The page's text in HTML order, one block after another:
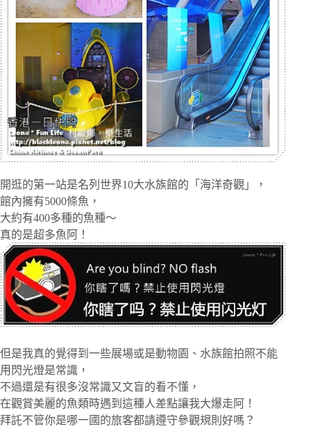
開逛的第一站是名列世界10大水族館的「海洋奇觀」，
館內擁有5000條魚，
大約有400多種的魚種～
真的是超多魚阿！
但是我真的覺得到一些展場或是動物園、水族館拍照不能
用閃光燈是常識，
不過還是有很多沒常識又文盲的看不懂，
在觀賞美麗的魚類時遇到這種人差點讓我大爆走阿！
拜託不管你是哪一國的旅客都請遵守參觀規則好嗎？